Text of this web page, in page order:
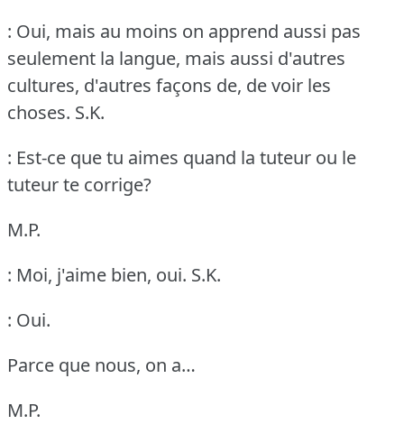
: Oui, mais au moins on apprend aussi pas
seulement la langue, mais aussi d'autres
cultures, d'autres façons de, de voir les
choses. S.K.
: Est-ce que tu aimes quand la tuteur ou le
tuteur te corrige?
M.P.
: Moi, j'aime bien, oui. S.K.
: Oui.
Parce que nous, on a…
M.P.